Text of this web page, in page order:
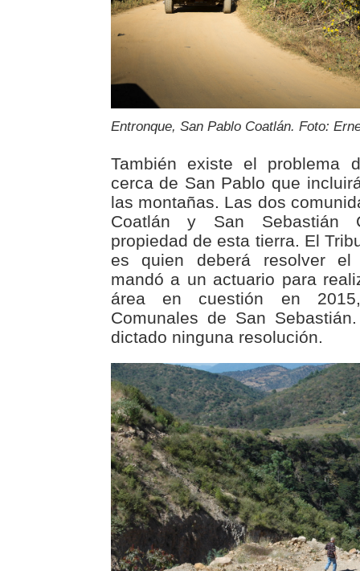
Entronque, San Pablo Coatlán. Foto:
También existe el problema
cerca de San Pablo que
las montañas. Las dos
Coatlán y San Sebastián
propiedad de esta tierra. El
es quien deberá resolver el
mandó a un actuario para
área en cuestión en
Comunales de San
dictado ninguna resolución.